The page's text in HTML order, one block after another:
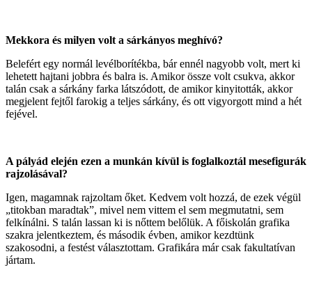
Mekkora és milyen volt a sárkányos meghívó?
Belefért egy normál levélborítékba, bár ennél nagyobb volt, mert ki
lehetett hajtani jobbra és balra is. Amikor össze volt csukva, akkor
talán csak a sárkány farka látszódott, de amikor kinyitották, akkor
megjelent fejtől farokig a teljes sárkány, és ott vigyorgott mind a hét
fejével.
A pályád elején ezen a munkán kívül is foglalkoztál mesefigurák
rajzolásával?
Igen, magamnak rajzoltam őket. Kedvem volt hozzá, de ezek végül
„titokban maradtak”, mivel nem vittem el sem megmutatni, sem
felkínálni. S talán lassan ki is nőttem belőlük. A főiskolán grafika
szakra jelentkeztem, és második évben, amikor kezdtünk
szakosodni, a festést választottam. Grafikára már csak fakultatívan
jártam.